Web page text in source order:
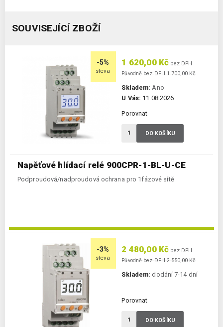
SOUVISEJÍCÍ ZBOŽÍ
-5%
sleva
Napěťové hlídací relé 900CPR-1-BL-U-CE
Podproudová/nadproudová ochrana pro 1fázové sítě
1 620,00 Kč bez DPH
Původně bez DPH 1 700,00 Kč
Skladem: Ano
U Vás: 11.08.2026
Porovnat
DO KOŠÍKU
-3%
sleva
2 480,00 Kč bez DPH
Původně bez DPH 2 550,00 Kč
Skladem: dodání 7-14 dní
Porovnat
DO KOŠÍKU